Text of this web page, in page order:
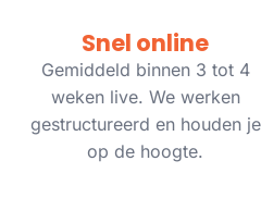
Snel online
Gemiddeld binnen 3 tot 4
weken live. We werken
gestructureerd en houden je
op de hoogte.